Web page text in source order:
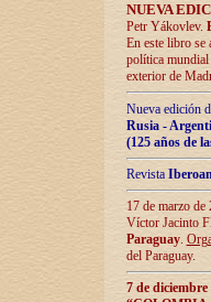
NUEVA
Petr Yákovlev.
En este libro se
política mundial
exterior de
Nueva edición
Rusia -
(125 años de
Revista
17 de marzo
Víctor Jacinto
Paraguay.
del Paraguay.
7 de